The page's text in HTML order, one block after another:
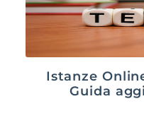
Istanze
Guida